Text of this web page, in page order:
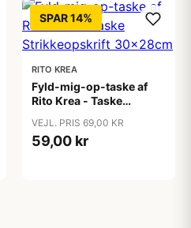
SPAR 14%
RITO KREA
Fyld-mig-op-taske af
Rito Krea - Taske
30x28cm
VEJL. PRIS 69,00 KR
59,00 kr